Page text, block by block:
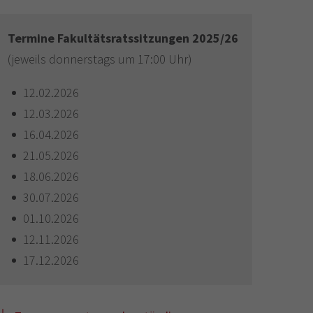
Termine Fakultätsratssitzungen 2025/26
(jeweils donnerstags um 17:00 Uhr)
12.02.2026
12.03.2026
16.04.2026
21.05.2026
18.06.2026
30.07.2026
01.10.2026
12.11.2026
17.12.2026